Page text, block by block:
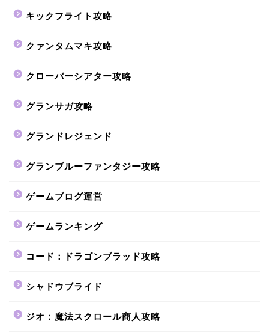
キックフライト攻略
クァンタムマキ攻略
クローバーシアター攻略
グランサガ攻略
グランドレジェンド
グランブルーファンタジー攻略
ゲームブログ運営
ゲームランキング
コード：ドラゴンブラッド攻略
シャドウブライド
ジオ：魔法スクロール商人攻略